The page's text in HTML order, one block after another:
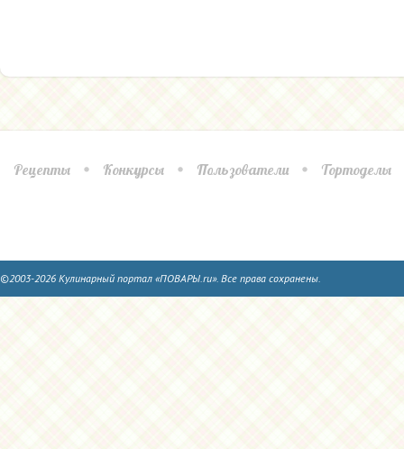
Рецепты Конкурсы Пользователи Тортоделы
©2003-2026 Кулинарный портал «ПОВАРЫ.ru». Все права сохранены.